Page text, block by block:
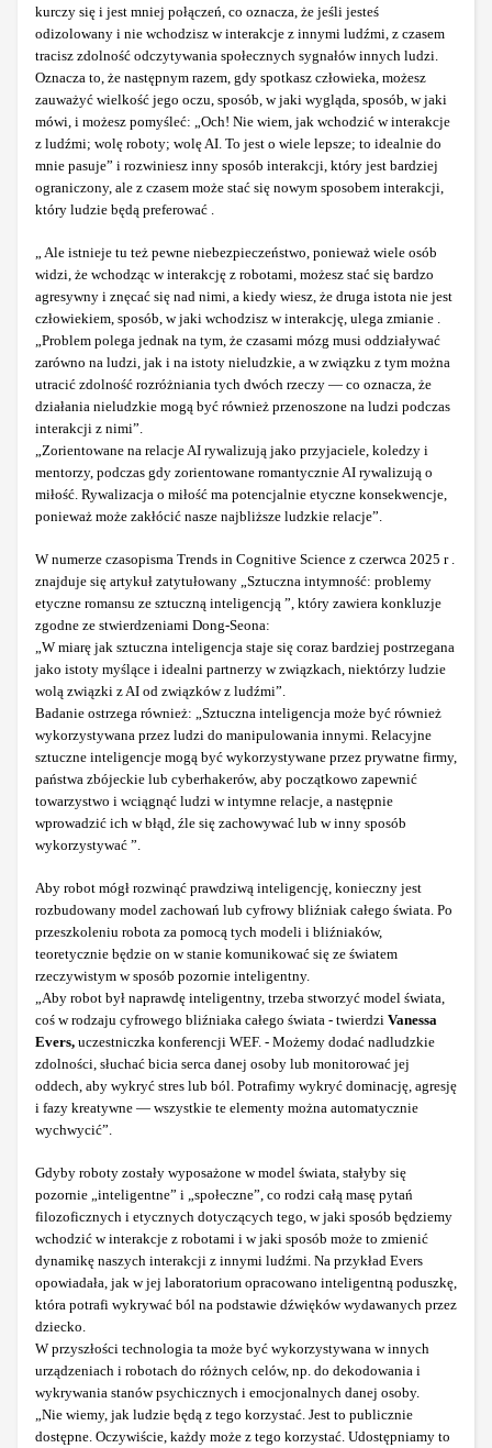
kurczy się i jest mniej połączeń, co oznacza, że jeśli jesteś
odizolowany i nie wchodzisz w interakcje z innymi ludźmi, z czasem
tracisz zdolność odczytywania społecznych sygnałów innych ludzi.
Oznacza to, że następnym razem, gdy spotkasz człowieka, możesz
zauważyć wielkość jego oczu, sposób, w jaki wygląda, sposób, w jaki
mówi, i możesz pomyśleć: „Och! Nie wiem, jak wchodzić w interakcje
z ludźmi; wolę roboty; wolę AI. To jest o wiele lepsze; to idealnie do
mnie pasuje” i rozwiniesz inny sposób interakcji, który jest bardziej
ograniczony, ale z czasem może stać się nowym sposobem interakcji,
który ludzie będą preferować .
„ Ale istnieje tu też pewne niebezpieczeństwo, ponieważ wiele osób
widzi, że wchodząc w interakcję z robotami, możesz stać się bardzo
agresywny i znęcać się nad nimi, a kiedy wiesz, że druga istota nie jest
człowiekiem, sposób, w jaki wchodzisz w interakcję, ulega zmianie .
„Problem polega jednak na tym, że czasami mózg musi oddziaływać
zarówno na ludzi, jak i na istoty nieludzkie, a w związku z tym można
utracić zdolność rozróżniania tych dwóch rzeczy — co oznacza, że
działania nieludzkie mogą być również przenoszone na ludzi podczas
interakcji z nimi”.
„Zorientowane na relacje AI rywalizują jako przyjaciele, koledzy i
mentorzy, podczas gdy zorientowane romantycznie AI rywalizują o
miłość. Rywalizacja o miłość ma potencjalnie etyczne konsekwencje,
ponieważ może zakłócić nasze najbliższe ludzkie relacje”.
W numerze czasopisma Trends in Cognitive Science z czerwca 2025 r .
znajduje się artykuł zatytułowany „Sztuczna intymność: problemy
etyczne romansu ze sztuczną inteligencją ”, który zawiera konkluzje
zgodne ze stwierdzeniami Dong-Seona:
„W miarę jak sztuczna inteligencja staje się coraz bardziej postrzegana
jako istoty myślące i idealni partnerzy w związkach, niektórzy ludzie
wolą związki z AI od związków z ludźmi”.
Badanie ostrzega również: „Sztuczna inteligencja może być również
wykorzystywana przez ludzi do manipulowania innymi. Relacyjne
sztuczne inteligencje mogą być wykorzystywane przez prywatne firmy,
państwa zbójeckie lub cyberhakerów, aby początkowo zapewnić
towarzystwo i wciągnąć ludzi w intymne relacje, a następnie
wprowadzić ich w błąd, źle się zachowywać lub w inny sposób
wykorzystywać ”.
Aby robot mógł rozwinąć prawdziwą inteligencję, konieczny jest
rozbudowany model zachowań lub cyfrowy bliźniak całego świata. Po
przeszkoleniu robota za pomocą tych modeli i bliźniaków,
teoretycznie będzie on w stanie komunikować się ze światem
rzeczywistym w sposób pozornie inteligentny.
„Aby robot był naprawdę inteligentny, trzeba stworzyć model świata,
coś w rodzaju cyfrowego bliźniaka całego świata - twierdzi Vanessa
Evers, uczestniczka konferencji WEF. - Możemy dodać nadludzkie
zdolności, słuchać bicia serca danej osoby lub monitorować jej
oddech, aby wykryć stres lub ból. Potrafimy wykryć dominację, agresję
i fazy kreatywne — wszystkie te elementy można automatycznie
wychwycić”.
Gdyby roboty zostały wyposażone w model świata, stałyby się
pozornie „inteligentne” i „społeczne”, co rodzi całą masę pytań
filozoficznych i etycznych dotyczących tego, w jaki sposób będziemy
wchodzić w interakcje z robotami i w jaki sposób może to zmienić
dynamikę naszych interakcji z innymi ludźmi. Na przykład Evers
opowiadała, jak w jej laboratorium opracowano inteligentną poduszkę,
która potrafi wykrywać ból na podstawie dźwięków wydawanych przez
dziecko.
W przyszłości technologia ta może być wykorzystywana w innych
urządzeniach i robotach do różnych celów, np. do dekodowania i
wykrywania stanów psychicznych i emocjonalnych danej osoby.
„Nie wiemy, jak ludzie będą z tego korzystać. Jest to publicznie
dostępne. Oczywiście, każdy może z tego korzystać. Udostępniamy to